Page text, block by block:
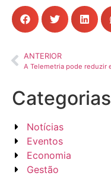
ANTERIOR
Categorias
Notícias
Eventos
Economia
Gestão